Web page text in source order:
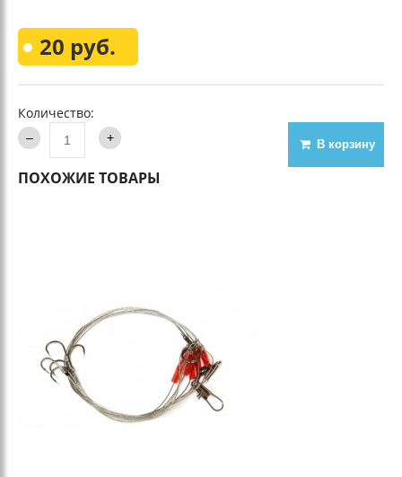
20 руб.
Количество:
В корзину
ПОХОЖИЕ ТОВАРЫ